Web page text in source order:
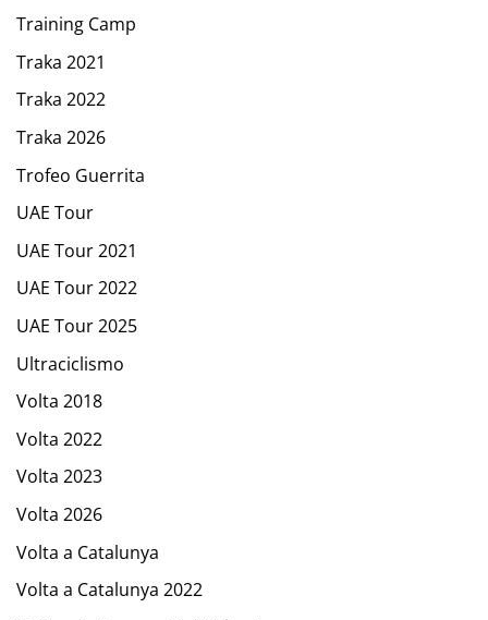
Training Camp
Traka 2021
Traka 2022
Traka 2026
Trofeo Guerrita
UAE Tour
UAE Tour 2021
UAE Tour 2022
UAE Tour 2025
Ultraciclismo
Volta 2018
Volta 2022
Volta 2023
Volta 2026
Volta a Catalunya
Volta a Catalunya 2022